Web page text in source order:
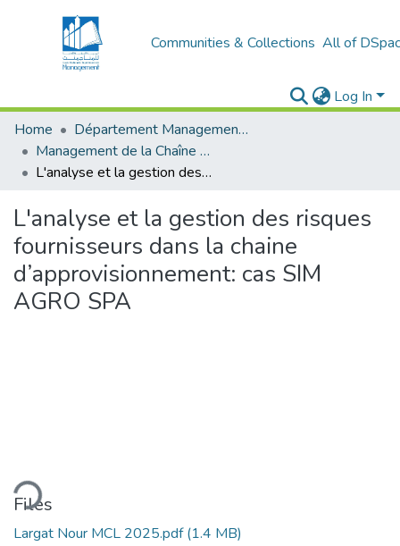
Communities & Collections All of
Log In
Home
Département Management Des Organisations
Management de la Chaîne Logistique (MCL)
L'analyse et la gestion des risques fournisseurs dans la chaine d’approvisionnement: cas SIM AGRO SPA
L'analyse et la gestion des risques
fournisseurs dans la chaine
d’approvisionnement: cas SIM
AGRO SPA
Files
Largat Nour MCL 2025.pdf(1.4 MB)